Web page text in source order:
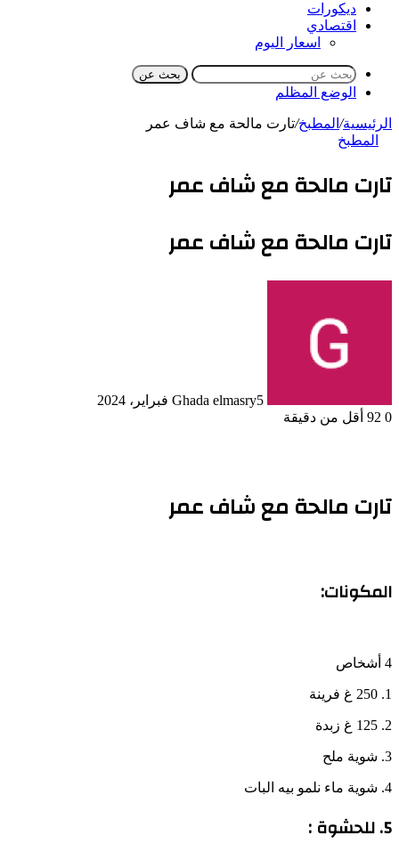
ديكورات
اقتصادي
اسعار اليوم
بحث عن
الوضع المظلم
الرئيسية/ المطبخ/تارت مالحة مع شاف عمر
المطبخ
تارت مالحة مع شاف عمر
تارت مالحة مع شاف عمر
Ghada elmasry5 فبراير، 2024
0
أقل من دقيقة
تارت مالحة مع شاف عمر
المكونات:
4 أشخاص
1. 250 غ فرينة
2. 125 غ زبدة
3. شوية ملح
4. شوية ماء نلمو بيه البات
5. للحشوة :